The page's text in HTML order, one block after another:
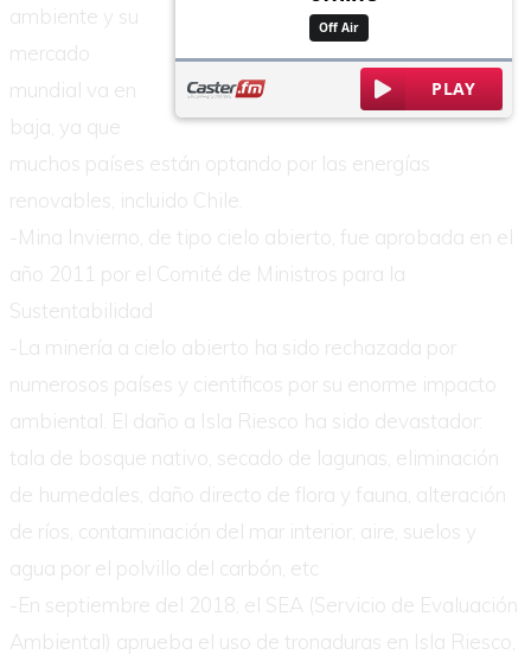
ambiente y su
mercado
mundial va en
baja, ya que
muchos países están optando por las energías
renovables, incluido Chile.
-Mina Invierno, de tipo cielo abierto, fue aprobada en el
año 2011 por el Comité de Ministros para la
Sustentabilidad
-La minería a cielo abierto ha sido rechazada por
numerosos países y científicos por su enorme impacto
ambiental. El daño a Isla Riesco ha sido devastador:
tala de bosque nativo, secado de lagunas, eliminación
de humedales, daño directo de flora y fauna, alteración
de ríos, contaminación del mar interior, aire, suelos y
agua por el polvillo del carbón, etc
-En septiembre del 2018, el SEA (Servicio de Evaluación
Ambiental) aprueba el uso de tronaduras en Isla Riesco,